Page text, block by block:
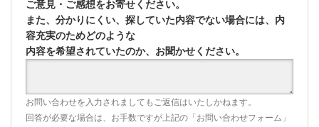
ご意見・ご感想をお寄せください。
また、分かりにくい、探していた内容でない場合には、内
容充実のためどのような
内容を希望されていたのか、お聞かせください。
お問い合わせを入力されましてもご返信はいたしかねます。
回答が必要な場合は、お手数ですが上記の「お問い合わせフォーム」